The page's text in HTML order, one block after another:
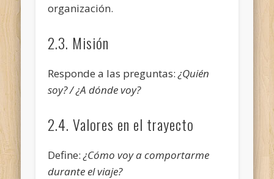
organización.
2.3. Misión
Responde a las preguntas:¿Quién
soy? / ¿A dónde voy?
2.4. Valores en el trayecto
Define:¿Cómo voy a comportarme
durante el viaje?